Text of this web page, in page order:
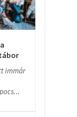
immár